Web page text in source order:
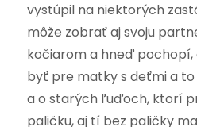
vystúpil na niektorých
môže zobrať aj svoju
kočiarom a hneď
byť pre matky s deťmi a
a o starých ľuďoch, ktorí
paličku, aj tí bez paličky